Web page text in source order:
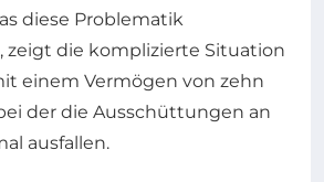
diese Problematik
zeigt die komplizierte Situation
einem Vermögen von zehn
der die Ausschüttungen an
ausfallen.